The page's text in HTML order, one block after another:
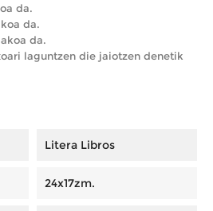
da.
da.
da.
laguntzen die jaiotzen denetik
Litera Libros
24x17zm.